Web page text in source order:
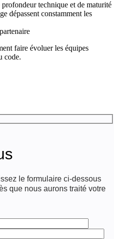
technique et de maturité
dépassent constamment les
faire évoluer les équipes
code.
le formulaire ci-dessous
que nous aurons traité votre